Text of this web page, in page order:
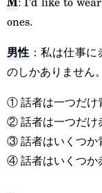
ones.
男性：私は仕事に
のしかありません。
① 話者は一つだけ
② 話者は一つだけ
③ 話者はいくつか
④ 話者はいくつか